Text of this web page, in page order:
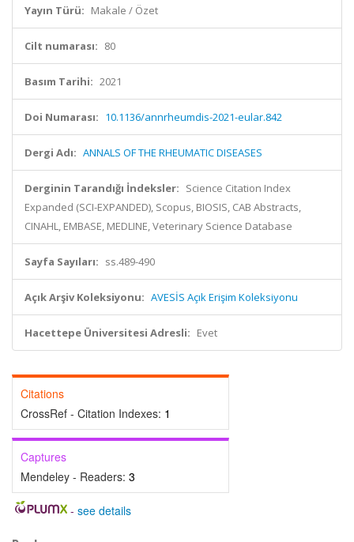
Yayın Türü: Makale / Özet
Cilt numarası: 80
Basım Tarihi: 2021
Doi Numarası: 10.1136/annrheumdis-2021-eular.842
Dergi Adı: ANNALS OF THE RHEUMATIC DISEASES
Derginin Tarandığı İndeksler: Science Citation Index
Expanded (SCI-EXPANDED), Scopus, BIOSIS, CAB Abstracts,
CINAHL, EMBASE, MEDLINE, Veterinary Science Database
Sayfa Sayıları: ss.489-490
Açık Arşiv Koleksiyonu: AVESİS Açık Erişim Koleksiyonu
Hacettepe Üniversitesi Adresli: Evet
Citations
CrossRef - Citation Indexes: 1
Captures
Mendeley - Readers: 3
- see details